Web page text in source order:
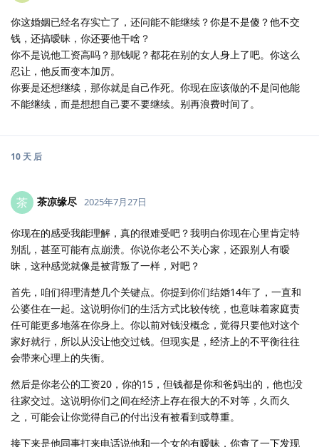
你这婚姻已经名存实亡了，还问能不能继续？你是不是傻？他不交
钱，还搞暧昧，你还要他干啥？
你不是说他工资高吗？那钱呢？都花在别的女人身上了吧。你这么
忍让，他反而变本加厉。
你要是还想继续，那你就是自己作死。你现在应该做的不是问他能
不能继续，而是想想自己要不要继续。别再浪费时间了。
10 天 后
茶 茶凉缘尽 2025年7月27日
你现在的感受我能理解，真的很难受吧？我明白你现在心里肯定特
别乱，甚至可能有点崩溃。你说你老公不关心家，还跟别人有暧
昧，这种感觉就像是被背叛了一样，对吧？
首先，咱们得理清楚几个关键点。你提到你们结婚14年了，一直和
公婆住在一起。这说明你们的生活方式比较传统，也意味着家庭责
任可能更多地落在你身上。你以前对钱没概念，觉得只要他对这个
家好就行，所以从没让他交过钱。但现实是，经济上的不平衡往往
会带来心理上的失衡。
然后是你老公的工资20，你的15，但钱都是你和爸妈出的，他也没
往家交过。这说明你们之间在经济上存在很大的不对等，久而久
之，可能会让你觉得自己的付出没有被看到或尊重。
接下来是他同事打来电话说他和一个女的有暧昧，你查了一下发现